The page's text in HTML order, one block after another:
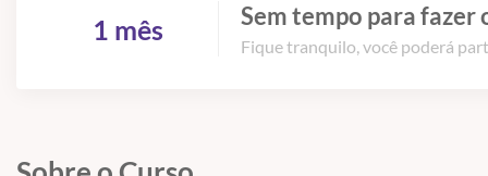
1 mês Sem tempo para fazer
Fique tranquilo, você poderá